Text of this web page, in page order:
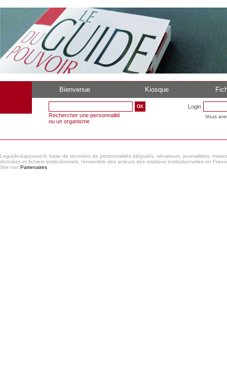
Bienvenue Kiosque
Rechercher une personnalité
ou un organisme
Login
Vous
Leguidedupouvoir.fr, base de données de personnalités (députés, sénateurs, journalistes,
données et fichiers institutionnels, l'ensemble des acteurs des relations institutionnelles en
Voir nos Partenaires